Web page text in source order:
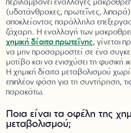
περιλαμβάνει εναλλαγές
(υδατάνθρακες, πρωτεΐνες,
αποκλείοντας παράλληλα
ζάχαρη. Η εναλλαγή των
χημική δίαιτα πρωτεΐνης, γίνεται
να μην προσαρμοστεί σε ένα
μοτίβο και να ενισχύσει τη φυσική
Η χημική δίαιτα μεταβολισμού
επιπλέον φάση για τη συντήρηση,
παρακάτω.
Ποια είναι τα οφέλη της
μεταβολισμού;